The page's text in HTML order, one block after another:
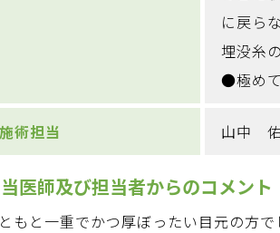
に戻ら
埋没糸
●極め
施術担当 山中
医師及び担当者からのコメント
もと一重でかつ厚ぼったい目元の方